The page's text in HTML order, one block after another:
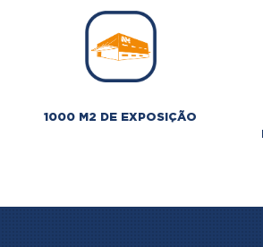
1000 M2 DE EXPOSIÇÃO